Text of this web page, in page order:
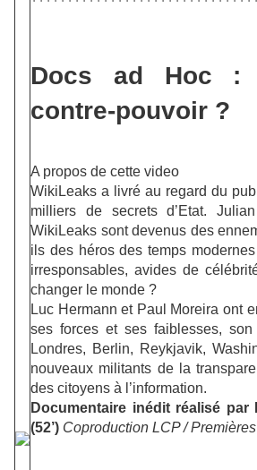
Docs ad Hoc :
contre-pouvoir ?
A propos de cette video
WikiLeaks a livré au regard du
milliers de secrets d’Etat.
WikiLeaks sont devenus des
ils des héros des temps
irresponsables, avides de
changer le monde ?
Luc Hermann et Paul Moreira ont
ses forces et ses faiblesses,
Londres, Berlin, Reykjavik,
nouveaux militants de la
des citoyens à l’information.
Documentaire inédit réalisé
(52’) Coproduction LCP /